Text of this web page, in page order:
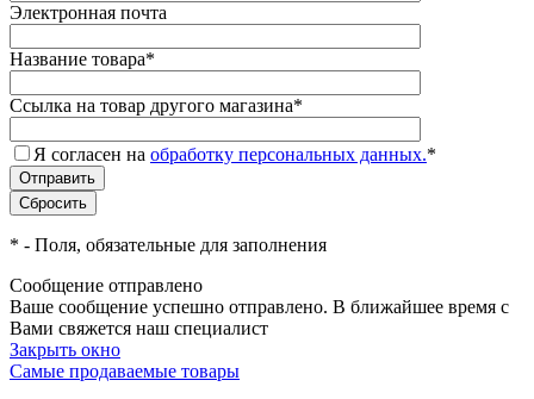
Электронная почта
Название товара*
Ссылка на товар другого магазина*
Я согласен на обработку персональных данных.*
* - Поля, обязательные для заполнения
Сообщение отправлено
Ваше сообщение успешно отправлено. В ближайшее время с
Вами свяжется наш специалист
Закрыть окно
Самые продаваемые товары